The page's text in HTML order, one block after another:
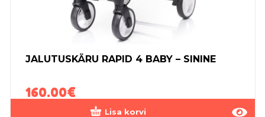
JALUTUSKÄRU RAPID 4 BABY – SININE
160.00€
Lisa korvi